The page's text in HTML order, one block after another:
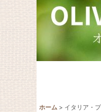
ホーム > イタリア・